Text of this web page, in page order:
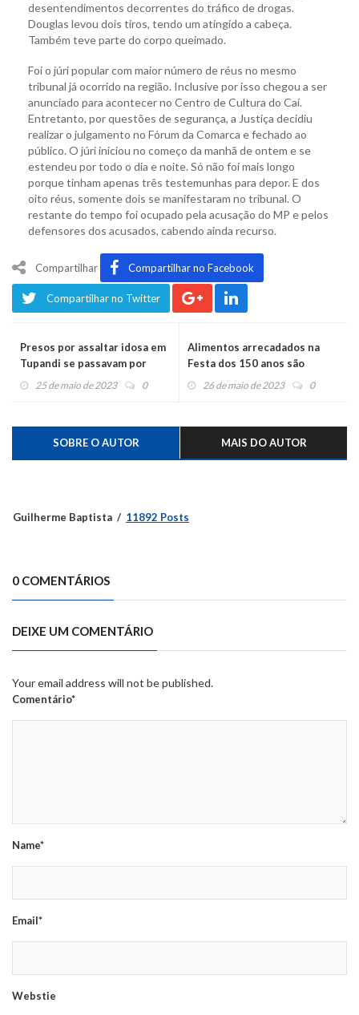
desentendimentos decorrentes do tráfico de drogas.
Douglas levou dois tiros, tendo um atingido a cabeça.
Também teve parte do corpo queimado.
Foi o júri popular com maior número de réus no mesmo
tribunal já ocorrido na região. Inclusive por isso chegou a ser
anunciado para acontecer no Centro de Cultura do Caí.
Entretanto, por questões de segurança, a Justiça decidiu
realizar o julgamento no Fórum da Comarca e fechado ao
público. O júri iniciou no começo da manhã de ontem e se
estendeu por todo o dia e noite. Só não foi mais longo
porque tinham apenas três testemunhas para depor. E dos
oito réus, somente dois se manifestaram no tribunal. O
restante do tempo foi ocupado pela acusação do MP e pelos
defensores dos acusados, cabendo ainda recurso.
Compartilhar Compartilhar no Facebook
Compartilhar no Twitter
Presos por assaltar idosa em
Tupandi se passavam por
vendedores de bolacha para
25 de maio de 2023 0
Alimentos arrecadados na
Festa dos 150 anos são
entregues para entidades
26 de maio de 2023 0
SOBRE O AUTOR MAIS DO AUTOR
Guilherme Baptista 11892 Posts
0 COMENTÁRIOS
DEIXE UM COMENTÁRIO
Your email address will not be published.
Comentário*
Name*
Email*
Webstie